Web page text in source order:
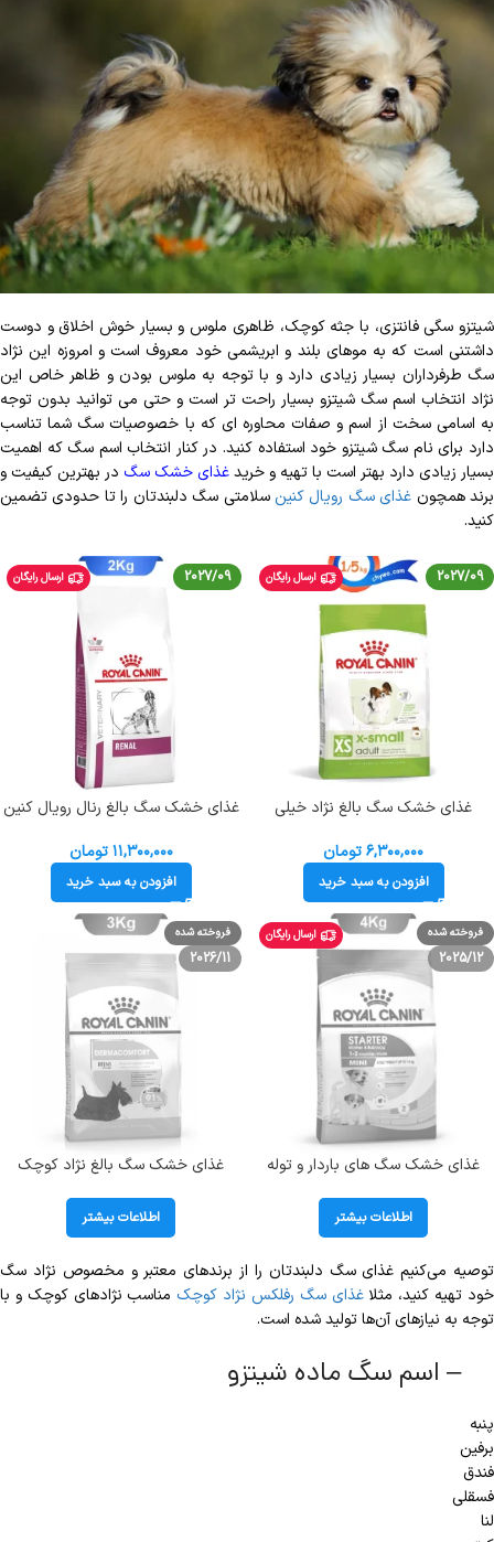
شیتزو سگی فانتزی، با جثه کوچک، ظاهری ملوس و بسیار خوش اخلاق و دوست
داشتنی است که به موهای بلند و ابریشمی خود معروف است و امروزه این نژاد
سگ طرفرداران بسیار زیادی دارد و با توجه به ملوس بودن و ظاهر خاص این
نژاد انتخاب اسم سگ شیتزو بسیار راحت تر است و حتی می توانید بدون توجه
به اسامی سخت از اسم و صفات محاوره ای که با خصوصیات سگ شما تناسب
دارد برای نام سگ شیتزو خود استفاده کنید. در کنار انتخاب اسم سگ که اهمیت
بسیار زیادی دارد بهتر است با تهیه و خریدغذای خشک سگ در بهترین کیفیت و
برند همچون غذای سگ رویال کنین سلامتی سگ دلبندتان را تا حدودی تضمین
کنید.
2027/09 ارسال رایگان
غذای خشک سگ بالغ نژاد خیلی
وزن 4 کیلوگرم) Royal Canin X-Small۶,۳۰۰,۰۰۰تومان
افزودن به سبد خرید
2027/09 ارسال رایگان
غذای خشک سگ بالغ رنال رویال کنین
کیلوگرم Royal Canin Renal۱۱,۳۰۰,۰۰۰ تومان
افزودن به سبد خرید
فروخته شده
2025/12
ارسال رایگان
غذای خشک سگ های باردار و توله
Royal Canin Mini Starter
اطلاعات بیشتر
فروخته شده
2026/11
غذای خشک سگ بالغ نژاد کوچک
طعم مرغ مدل مینی درماکافورت وزن
اطلاعات بیشتر
توصیه می‌کنیم غذای سگ دلبندتان را از برندهای معتبر و مخصوص نژاد سگ
خود تهیه کنید، مثلاغذای سگ رفلکس نژاد کوچک مناسب نژادهای کوچک و با
توجه به نیازهای آن‌ها تولید شده است.
– اسم سگ ماده شیتزو
پنبه
برفین
فندق
فسقلی
لنا